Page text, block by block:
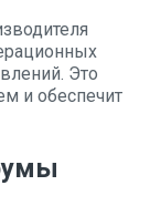
Это
и обеспечит